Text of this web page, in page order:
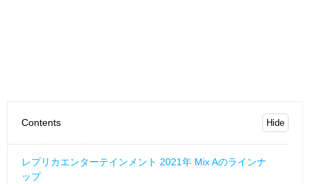
Contents
レプリカエンターテインメント 2021年 Mix Aのラインナ
ップ